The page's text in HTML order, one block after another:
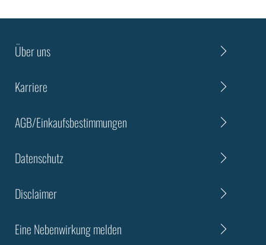
Über uns
Karriere
AGB/Einkaufsbestimmungen
Datenschutz
Disclaimer
Eine Nebenwirkung melden